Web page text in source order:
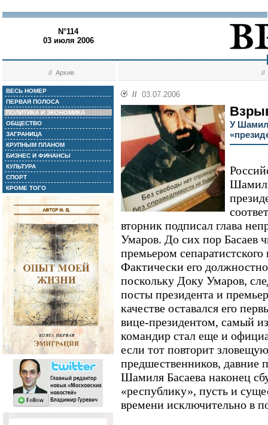
N°114
03 июля 2006
//Архив //
ВЕСЬ НОМЕР
ПЕРВАЯ ПОЛОСА
ПОЛИТИКА И ЭКОНОМИКА
ОБЩЕСТВО
ЗАГРАНИЦА
КРУПНЫМ ПЛАНОМ
БИЗНЕС И ФИНАНСЫ
КУЛЬТУРА
СПОРТ
КРОМЕ ТОГО
// 03.07.2006
У
вторник подписал глава
Умаров. До сих пор Басаев
премьером
Фактически его
поскольку Доку Умаров,
посты президента и
качестве оставался его
вице-президентом, самый
командир стал еще и
если тот повторит
предшественников, давние
Шамиля Басаева наконец
«республику», пусть и
времени исключительно в